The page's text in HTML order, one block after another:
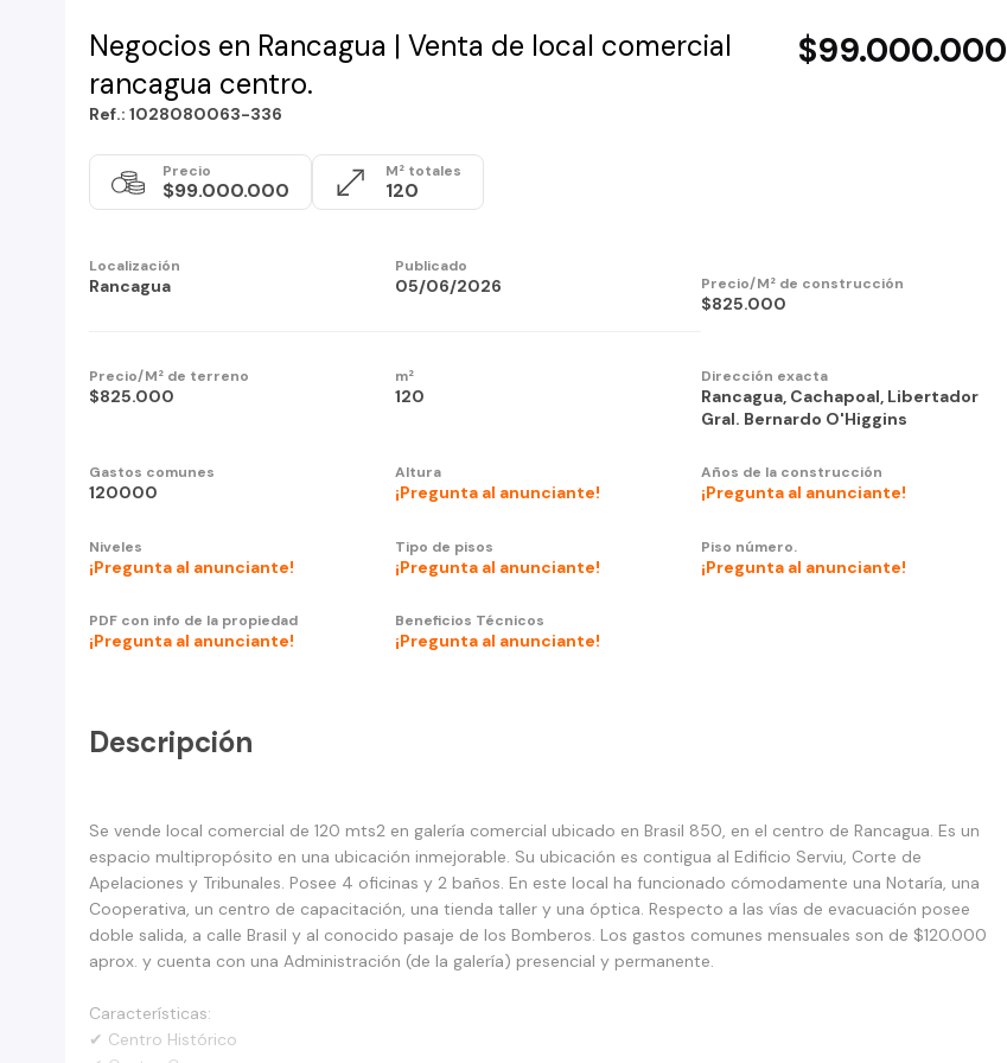
Negocios en Rancagua | Venta de local comercial
rancagua centro.
$99.000.000
Ref.: 1028080063-336
Precio
$99.000.000
M² totales
120
Localización
Rancagua
Publicado
05/06/2026 Precio/M² de construcción
$825.000
Precio/M² de terreno
$825.000
m²
120
Dirección exacta
Rancagua, Cachapoal, Libertador
Gral. Bernardo O'Higgins
Gastos comunes
120000
Altura
¡Pregunta al anunciante!
Años de la construcción
¡Pregunta al anunciante!
Niveles
¡Pregunta al anunciante!
Tipo de pisos
¡Pregunta al anunciante!
Piso número.
¡Pregunta al anunciante!
PDF con info de la propiedad
¡Pregunta al anunciante!
Beneficios Técnicos
¡Pregunta al anunciante!
Descripción
Se vende local comercial de 120 mts2 en galería comercial ubicado en Brasil 850, en el centro de Rancagua. Es un
espacio multipropósito en una ubicación inmejorable. Su ubicación es contigua al Edificio Serviu, Corte de
Apelaciones y Tribunales. Posee 4 oficinas y 2 baños. En este local ha funcionado cómodamente una Notaría, una
Cooperativa, un centro de capacitación, una tienda taller y una óptica. Respecto a las vías de evacuación posee
doble salida, a calle Brasil y al conocido pasaje de los Bomberos. Los gastos comunes mensuales son de $120.000
aprox. y cuenta con una Administración (de la galería) presencial y permanente.
Características:
✔ Centro Histórico